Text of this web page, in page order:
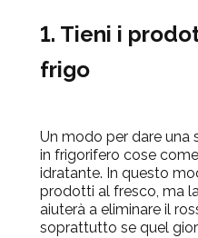
1. Tieni i
frigo
Un modo per dare una
in frigorifero cose
idratante. In questo
prodotti al fresco, ma
aiuterà a eliminare il
soprattutto se quel